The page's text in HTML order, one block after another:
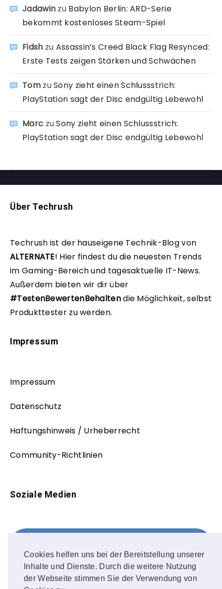
Cookies helfen uns bei der Bereitstellung unserer
Inhalte und Dienste. Durch die weitere Nutzung
der Webseite stimmen Sie der Verwendung von
Jadawin zu Babylon Berlin: ARD-Serie
bekommt kostenloses Steam-Spiel
Fidsh zu Assassin’s Creed Black Flag Resynced:
Erste Tests zeigen Stärken und Schwächen
TomzuSony zieht einen Schlussstrich:
PlayStation sagt der Disc endgültig Lebewohl
Marc zuSony zieht einen Schlussstrich:
PlayStation sagt der Disc endgültig Lebewohl
Über Techrush
Techrush ist der hauseigene Technik-Blog von
ALTERNATE! Hier findest du die neuesten Trends
im Gaming-Bereich und tagesaktuelle IT-News.
Außerdem bieten wir dir über
#TestenBewertenBehaltendie Möglichkeit, selbst
Produkttester zu werden.
Impressum
Impressum
Datenschutz
Haftungshinweis / Urheberrecht
Community-Richtlinien
Soziale Medien
FOLLOW ME!
Instagram